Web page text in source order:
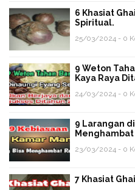
6 Khasiat
Spiritual.
25/03/2024 - 0
9 Weton
Kaya Raya
24/03/2024 - 0
9 Larangan
23/03/2024 - 0
7 Khasiat